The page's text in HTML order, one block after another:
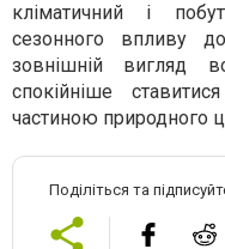
кліматичний і
сезонного впливу
зовнішній вигляд
спокійніше
частиною природного
Поділіться та